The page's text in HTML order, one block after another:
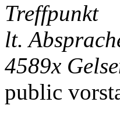
Treffpunkt
lt.
4589x
public